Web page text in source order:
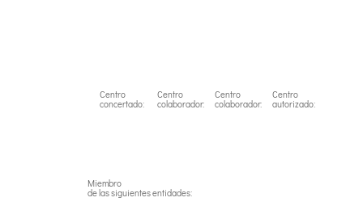
Centro
concertado:
Centro
colaborador:
Centro
colaborador:
Centro
autorizado:
Miembro
de las siguientes entidades: